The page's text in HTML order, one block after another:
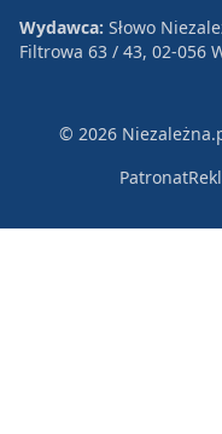
Wydawca: Słowo
Filtrowa 63 / 43, 02-056
© 2026
Patronat